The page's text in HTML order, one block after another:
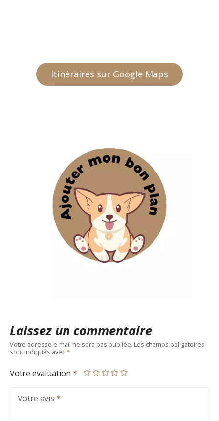
Itinéraires sur Google Maps
Laissez un commentaire
Votre adresse e-mail ne sera pas publiée. Les champs obligatoires
sont indiqués avec
Votre évaluation
Votre avis